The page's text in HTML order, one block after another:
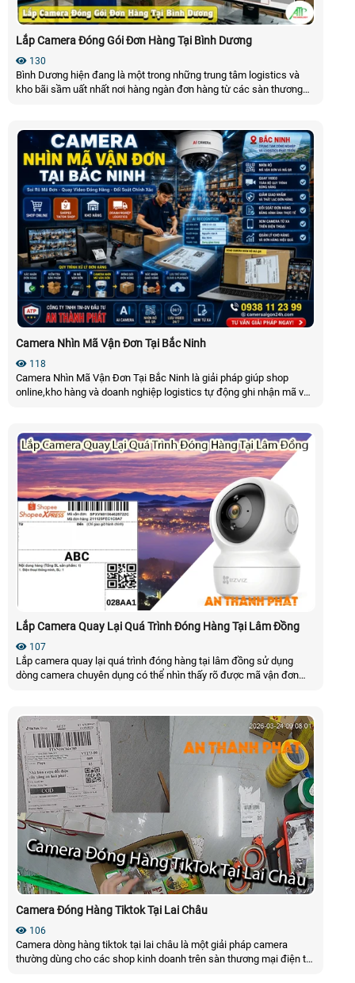
Lắp Camera Đóng Gói Đơn Hàng Tại Bình Dương
130
Bình Dương hiện đang là một trong những trung tâm logistics và
kho bãi sầm uất nhất nơi hàng ngàn đơn hàng từ các sàn thương
về tình trạng thất thoát,tráo hàng hay những khiếu nại oái oăm từ
khách hàng. Cho nên giải pháp Camera Đóng Gói Đơn Hàng Tại
Bình Dương ra mắt
Camera Nhìn Mã Vận Đơn Tại Bắc Ninh
118
Camera Nhìn Mã Vận Đơn Tại Bắc Ninh là giải pháp giúp shop
online,kho hàng và doanh nghiệp logistics tự động ghi nhận mã vận
sai hàng,chống thất thoát hàng hóa và nâng cao hiệu quả quản lý
đóng gói và xuất kho
Lắp Camera Quay Lại Quá Trình Đóng Hàng Tại Lâm Đồng
107
Lắp camera quay lại quá trình đóng hàng tại lâm đồng sử dụng
dòng camera chuyên dụng có thể nhìn thấy rõ được mã vận đơn
tải được video theo đơn hàng một cách cực kì dễ dàng
Camera Đóng Hàng Tiktok Tại Lai Châu
106
Camera dòng hàng tiktok tại lai châu là một giải pháp camera
thường dùng cho các shop kinh doanh trên sàn thương mại điện tử,